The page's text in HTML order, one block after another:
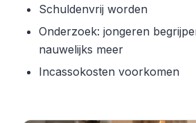
Schuldenvrij worden
Onderzoek: jongeren
nauwelijks meer
Incassokosten voorkomen